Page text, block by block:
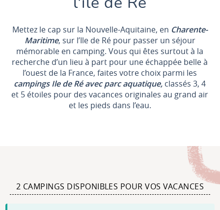
Mettez le cap sur la Nouvelle-Aquitaine, en Charente-
Maritime, sur l’Ile de Ré pour passer un séjour
mémorable en camping. Vous qui êtes surtout à la
recherche d’un lieu à part pour une échappée belle à
l’ouest de la France, faites votre choix parmi les
campings Ile de Ré avec parc aquatique, classés 3, 4
et 5 étoiles pour des vacances originales au grand air
et les pieds dans l’eau.
2 CAMPINGS DISPONIBLES POUR VOS VACANCES